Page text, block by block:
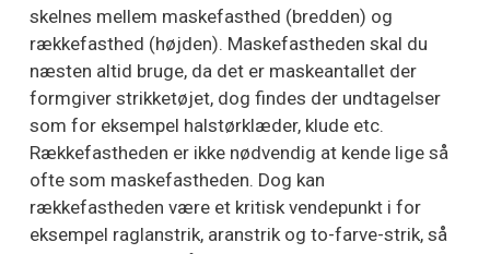
skelnes mellem maskefasthed (bredden) og
rækkefasthed (højden). Maskefastheden skal du
næsten altid bruge, da det er maskeantallet der
formgiver strikketøjet, dog findes der undtagelser
som for eksempel halstørklæder, klude etc.
Rækkefastheden er ikke nødvendig at kende lige så
ofte som maskefastheden. Dog kan
rækkefastheden være et kritisk vendepunkt i for
eksempel raglanstrik, aranstrik og to-farve-strik, så